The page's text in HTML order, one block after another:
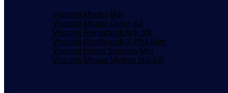
Visconti Medici
Visconti Mirage
Visconti Rembrandt
Visconti Rembrandt-S
Visconti Homo Sapiens
Visconti Mirage Mythos